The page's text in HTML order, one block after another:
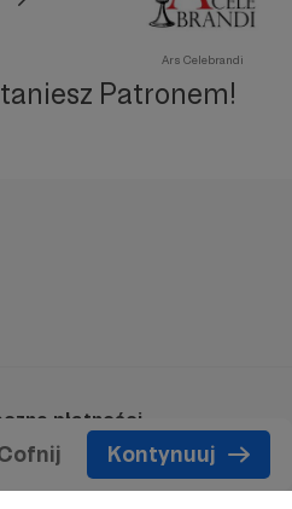
Kontynuuj
Ars Celebrandi
Patronem!
płatności